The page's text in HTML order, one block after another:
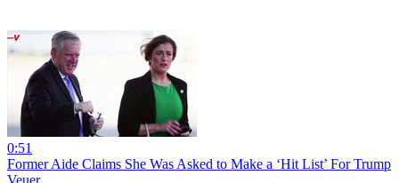
0:51
Former Aide Claims She Was Asked to Make a ‘Hit List’ For Trump